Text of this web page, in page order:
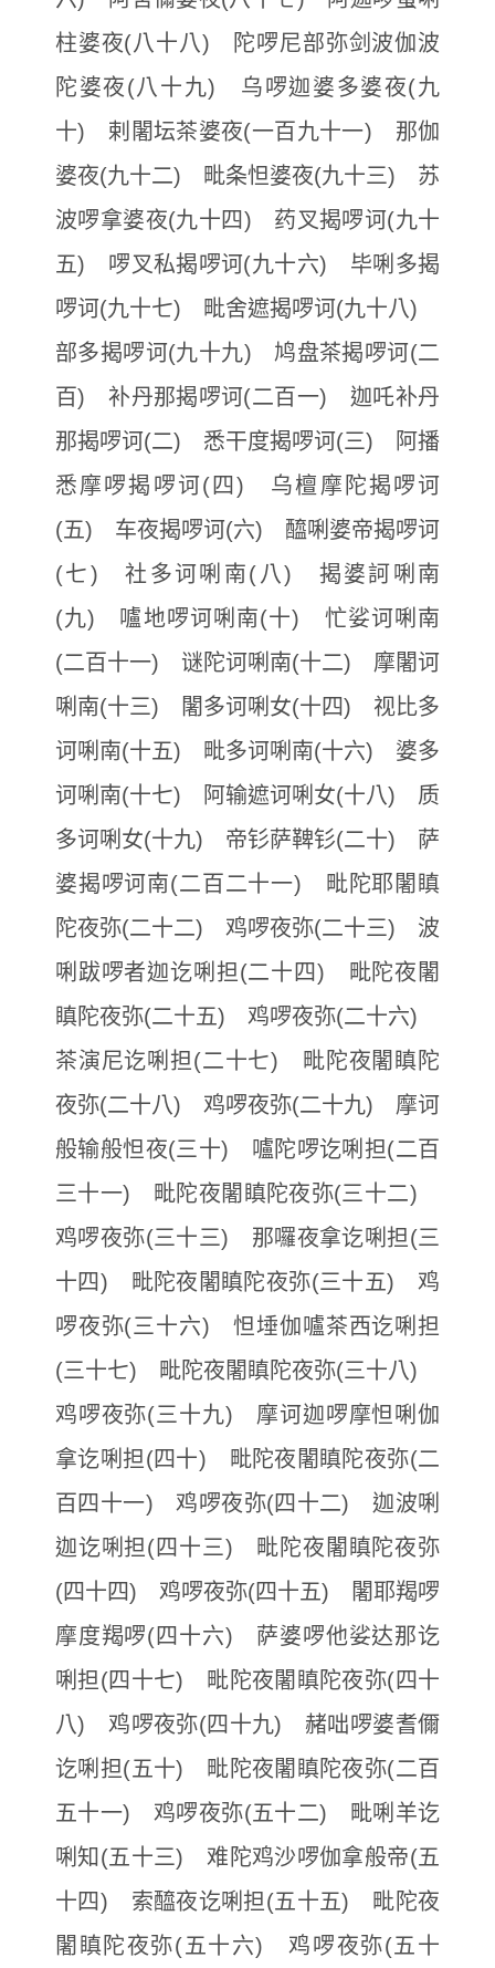
柱婆夜(八十八) 陀啰尼部弥剑波伽波
陀婆夜(八十九) 乌啰迦婆多婆夜(九
十) 剌闍坛茶婆夜(一百九十一) 那伽
婆夜(九十二) 毗条怛婆夜(九十三) 苏
波啰拿婆夜(九十四) 药叉揭啰诃(九十
五) 啰叉私揭啰诃(九十六) 毕唎多揭
啰诃(九十七) 毗舍遮揭啰诃(九十八)
部多揭啰诃(九十九) 鸠盘茶揭啰诃(二
百) 补丹那揭啰诃(二百一) 迦吒补丹
那揭啰诃(二) 悉干度揭啰诃(三) 阿播
悉摩啰揭啰诃(四) 乌檀摩陀揭啰诃
(五) 车夜揭啰诃(六) 醯唎婆帝揭啰诃
(七) 社多诃唎南(八) 揭婆訶唎南
(九) 嚧地啰诃唎南(十) 忙娑诃唎南
(二百十一) 谜陀诃唎南(十二) 摩闍诃
唎南(十三) 闍多诃唎女(十四) 视比多
诃唎南(十五) 毗多诃唎南(十六) 婆多
诃唎南(十七) 阿输遮诃唎女(十八) 质
多诃唎女(十九) 帝钐萨鞞钐(二十) 萨
婆揭啰诃南(二百二十一) 毗陀耶闍瞋
陀夜弥(二十二) 鸡啰夜弥(二十三) 波
唎跋啰者迦讫唎担(二十四) 毗陀夜闍
瞋陀夜弥(二十五) 鸡啰夜弥(二十六)
茶演尼讫唎担(二十七) 毗陀夜闍瞋陀
夜弥(二十八) 鸡啰夜弥(二十九) 摩诃
般输般怛夜(三十) 嚧陀啰讫唎担(二百
三十一) 毗陀夜闍瞋陀夜弥(三十二)
鸡啰夜弥(三十三) 那囉夜拿讫唎担(三
十四) 毗陀夜闍瞋陀夜弥(三十五) 鸡
啰夜弥(三十六) 怛埵伽嚧茶西讫唎担
(三十七) 毗陀夜闍瞋陀夜弥(三十八)
鸡啰夜弥(三十九) 摩诃迦啰摩怛唎伽
拿讫唎担(四十) 毗陀夜闍瞋陀夜弥(二
百四十一) 鸡啰夜弥(四十二) 迦波唎
迦讫唎担(四十三) 毗陀夜闍瞋陀夜弥
(四十四) 鸡啰夜弥(四十五) 闍耶羯啰
摩度羯啰(四十六) 萨婆啰他娑达那讫
唎担(四十七) 毗陀夜闍瞋陀夜弥(四十
八) 鸡啰夜弥(四十九) 赭咄啰婆耆儞
讫唎担(五十) 毗陀夜闍瞋陀夜弥(二百
五十一) 鸡啰夜弥(五十二) 毗唎羊讫
唎知(五十三) 难陀鸡沙啰伽拿般帝(五
十四) 索醯夜讫唎担(五十五) 毗陀夜
闍瞋陀夜弥(五十六) 鸡啰夜弥(五十